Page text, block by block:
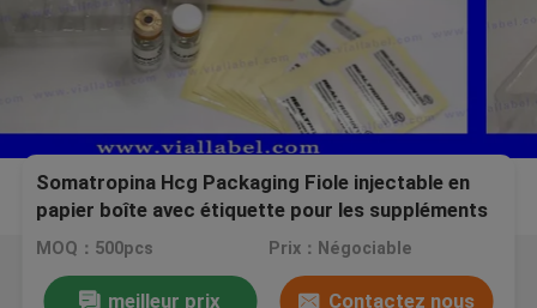
Somatropina Hcg Packaging Fiole injectable en
papier boîte avec étiquette pour les suppléments
de musculation
MOQ：500pcs Prix：Négociable
meilleur prix Contactez nous